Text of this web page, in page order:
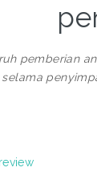
pemberian